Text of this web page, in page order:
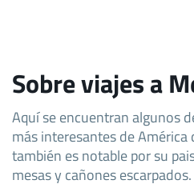
Sobre viajes a
Aquí se encuentran algunos
más interesantes de América
también es notable por su
mesas y cañones escarpados.